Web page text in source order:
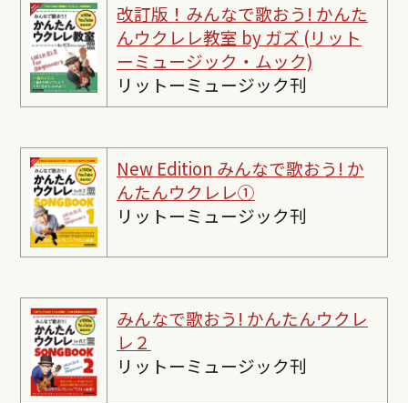
改訂版！みんなで歌おう! かんた
んウクレレ教室 by ガズ (リット
ーミュージック・ムック)
リットーミュージック刊
New Edition みんなで歌おう! か
んたんウクレレ①
リットーミュージック刊
みんなで歌おう! かんたんウクレ
レ２
リットーミュージック刊